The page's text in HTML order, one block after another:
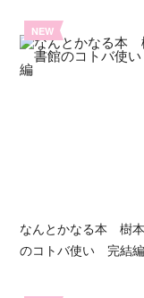
NEW
なんとかなる本 樹
のコトバ使い 完結編